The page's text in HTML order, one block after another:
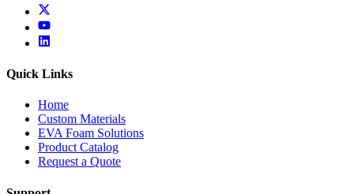
x
youtube
linkedin
Quick Links
Home
Custom Materials
EVA Foam Solutions
Product Catalog
Request a Quote